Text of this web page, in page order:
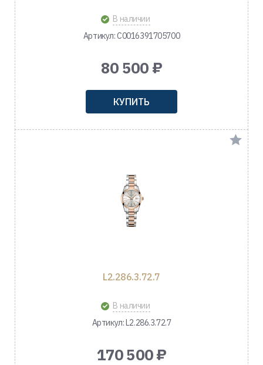
В наличии
Артикул: C0016391705700
80 500 ₽
КУПИТЬ
L2.286.3.72.7
В наличии
Артикул: L2.286.3.72.7
170 500 ₽